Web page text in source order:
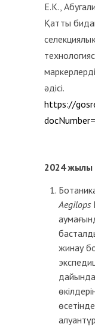
Е.К.,
Қатты
әдісі.
https://
2024 жылы
Aegilops
жинау